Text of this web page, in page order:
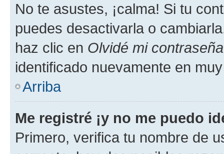
No te asustes, ¡calma! Si tu
puedes desactivarla o
haz clic en Olvidé mi contraseña
identificado nuevamente en
Arriba
Me registré ¡y no me puedo
Primero, verifica tu nombre de